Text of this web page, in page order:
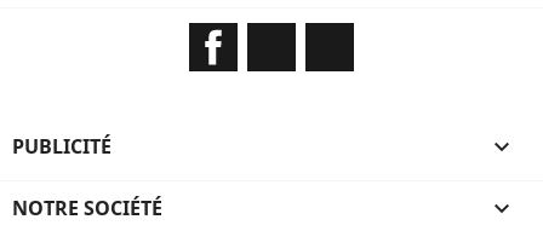
PUBLICITÉ 
NOTRE SOCIÉTÉ 